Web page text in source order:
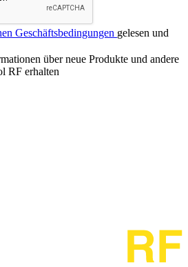
Geschäftsbedingungen gelesen und
über neue Produkte und andere
RF erhalten